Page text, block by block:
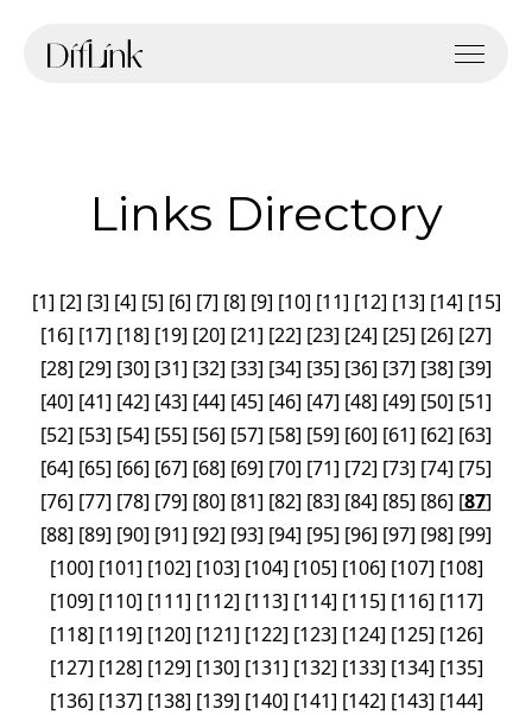
Links Directory
[1] [2] [3] [4] [5] [6] [7] [8] [9] [10] [11] [12] [13] [14] [15]
[16] [17] [18] [19] [20] [21] [22] [23] [24] [25] [26] [27]
[28] [29] [30] [31] [32] [33] [34] [35] [36] [37] [38] [39]
[40] [41] [42] [43] [44] [45] [46] [47] [48] [49] [50] [51]
[52] [53] [54] [55] [56] [57] [58] [59] [60] [61] [62] [63]
[64] [65] [66] [67] [68] [69] [70] [71] [72] [73] [74] [75]
[76] [77] [78] [79] [80] [81] [82] [83] [84] [85] [86] [87]
[88] [89] [90] [91] [92] [93] [94] [95] [96] [97] [98] [99]
[100] [101] [102] [103] [104] [105] [106] [107] [108]
[109] [110] [111] [112] [113] [114] [115] [116] [117]
[118] [119] [120] [121] [122] [123] [124] [125] [126]
[127] [128] [129] [130] [131] [132] [133] [134] [135]
[136] [137] [138] [139] [140] [141] [142] [143] [144]